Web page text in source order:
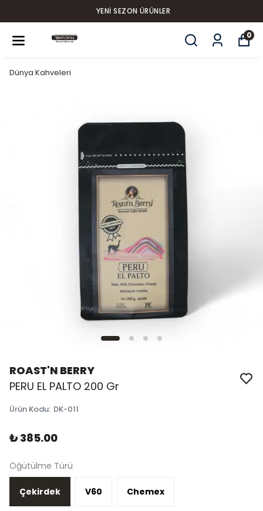
YENI SEZON ÜRÜNLER
0
Dünya Kahveleri
ROAST'N BERRY
PERU EL PALTO 200 Gr
Ürün Kodu: DK-011
₺ 385.00
Öğütülme Türü
Çekirdek V60 Chemex